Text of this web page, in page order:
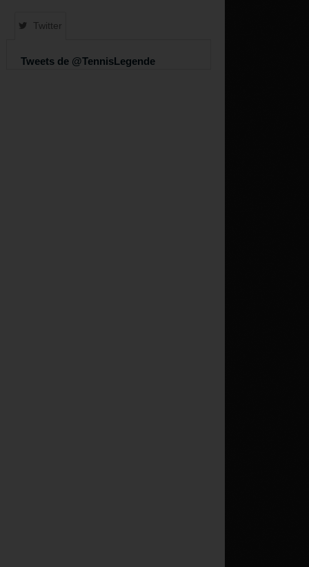
Twitter
Tweets de @TennisLegende